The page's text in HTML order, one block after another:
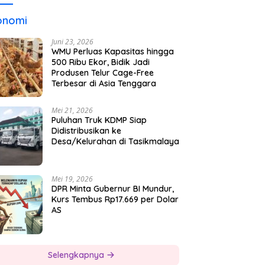
Juni 23, 2026
WMU Perluas Kapasitas hingga
500 Ribu Ekor, Bidik Jadi
Produsen Telur Cage-Free
Terbesar di Asia Tenggara
Mei 21, 2026
Puluhan Truk KDMP Siap
Didistribusikan ke
Desa/Kelurahan di Tasikmalaya
Mei 19, 2026
DPR Minta Gubernur BI Mundur,
Kurs Tembus Rp17.669 per Dolar
AS
Selengkapnya